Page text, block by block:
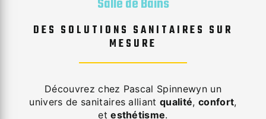
DES SOLUTIONS SANITAIRES SUR
MESURE
Découvrez chez Pascal Spinnewyn un
univers de sanitaires alliantqualité, confort,
etesthétisme.